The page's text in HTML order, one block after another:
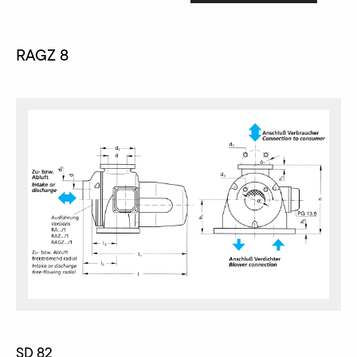
RAGZ 8